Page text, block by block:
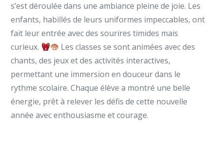
s’est déroulée dans une ambiance pleine de joie. Les
enfants, habillés de leurs uniformes impeccables, ont
fait leur entrée avec des sourires timides mais
curieux.
Les classes se sont animées avec des
chants, des jeux et des activités interactives,
permettant une immersion en douceur dans le
rythme scolaire. Chaque élève a montré une belle
énergie, prêt à relever les défis de cette nouvelle
année avec enthousiasme et courage.